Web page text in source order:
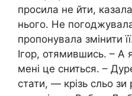
просила не йти,
нього. Не
пропонувала змінити
Ігор, отямившись. – А
мені це сниться. –
стати, — крізь сльо зи